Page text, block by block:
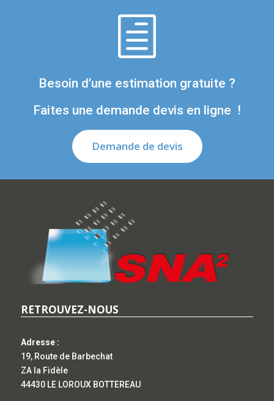
h
Besoin d’une estimation gratuite ?
Faites une demande devis en ligne !
Demande de devis
RETROUVEZ-NOUS
Adresse :
19, Route de Barbechat
ZA la Fidèle
44430 LE LOROUX BOTTEREAU